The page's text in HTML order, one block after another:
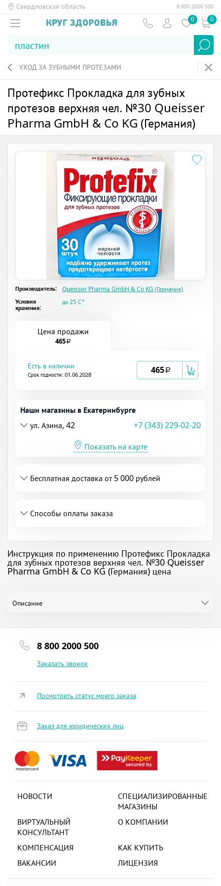
Свердловская область 8 800 2000 500
0 0
УХОД ЗА ЗУБНЫМИ ПРОТЕЗАМИ
Протефикс Прокладка для зубных
протезов верхняя чел. №30 Queisser
Pharma GmbH & Co KG (Германия)
Производитель:
Queisser Pharma GmbH & Co KG (Германия)
Условия
хранения:
до 25 C°
Цена продажи
465a
Есть в наличии
Срок годности: 01.06.2028 465a
Наши магазины в Екатеринбурге
ул. Азина, 42
+7 (343) 229-02-20
Показать на карте
Бесплатная доставка от 5 000 рублей
Способы оплаты заказа
Инструкция по применению Протефикс Прокладка
для зубных протезов верхняя чел. №30 Queisser
Pharma GmbH & Co KG (Германия) цена
Описание
8 800 2000 500
Заказать звонок
НОВОСТИ
СПЕЦИАЛИЗИРОВАННЫЕ
МАГАЗИНЫ
ВИРТУАЛЬНЫЙ
КОНСУЛЬТАНТ
О КОМПАНИИ
КОМПЕНСАЦИЯ
КАК КУПИТЬ
ВАКАНСИИ
ЛИЦЕНЗИЯ
Посмотреть статус моего заказа
Заказ для юридических лиц